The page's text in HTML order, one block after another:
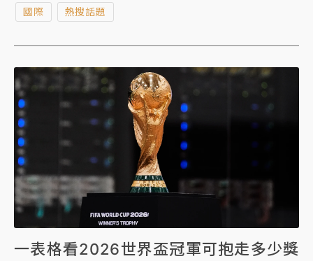
國際 熱搜話題
一表格看2026世界盃冠軍可抱走多少獎